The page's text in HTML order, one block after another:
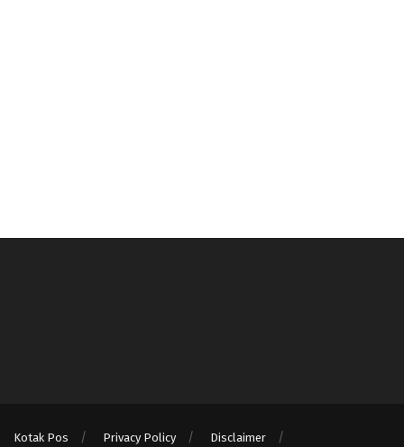
Kotak Pos Privacy Policy Disclaimer